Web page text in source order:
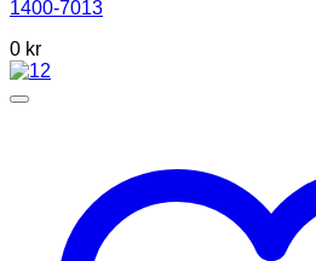
1400-7013
0 kr